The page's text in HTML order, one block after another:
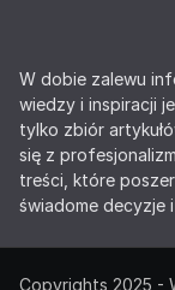
W dobie zalewu
wiedzy i inspiracji
tylko zbiór
się z
treści, które
świadome decyzje
Copyrights 2025 -